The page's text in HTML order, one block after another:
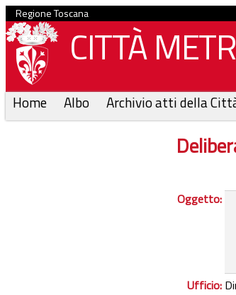
Regione Toscana
CITTÀ
Home Albo Archivio atti della
Oggetto:
Ufficio: